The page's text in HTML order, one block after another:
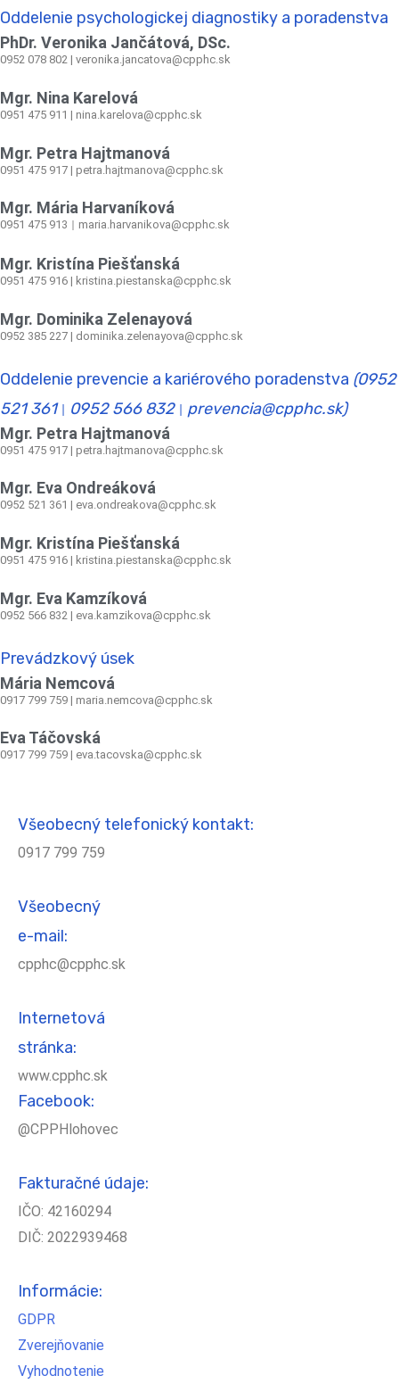
Oddelenie psychologickej diagnostiky a poradenstva
PhDr. Veronika Jančátová, DSc.
0952 078 802 | veronika.jancatova@cpphc.sk
Mgr. Nina Karelová
0951 475 911 | nina.karelova@cpphc.sk
Mgr. Petra Hajtmanová
0951 475 917 | petra.hajtmanova@cpphc.sk
Mgr. Mária Harvaníková
0951 475 913 maria.harvanikova@cpphc.sk
Mgr. Kristína Piešťanská
0951 475 916 | kristina.piestanska@cpphc.sk
Mgr. Dominika Zelenayová
0952 385 227 | dominika.zelenayova@cpphc.sk
Oddelenie prevencie a kariérového poradenstva (0952
521 361
0952 566 832 prevencia@cpphc.sk)
Mgr. Petra Hajtmanová
0951 475 917 | petra.hajtmanova@cpphc.sk
Mgr. Eva Ondreáková
0952 521 361 | eva.ondreakova@cpphc.sk
Mgr. Kristína Piešťanská
0951 475 916 | kristina.piestanska@cpphc.sk
Mgr. Eva Kamzíková
0952 566 832 | eva.kamzikova@cpphc.sk
Prevádzkový úsek
Mária Nemcová
0917 799 759 | maria.nemcova@cpphc.sk
Eva Táčovská
0917 799 759 | eva.tacovska@cpphc.sk
Všeobecný telefonický kontakt:
0917 799 759
Všeobecný
e-mail:
cpphc@cpphc.sk
Internetová
stránka:
www.cpphc.sk
Facebook:
@CPPHlohovec
Fakturačné údaje:
IČO: 42160294
DIČ: 2022939468
Informácie:
GDPR
Zverejňovanie
Vyhodnotenie